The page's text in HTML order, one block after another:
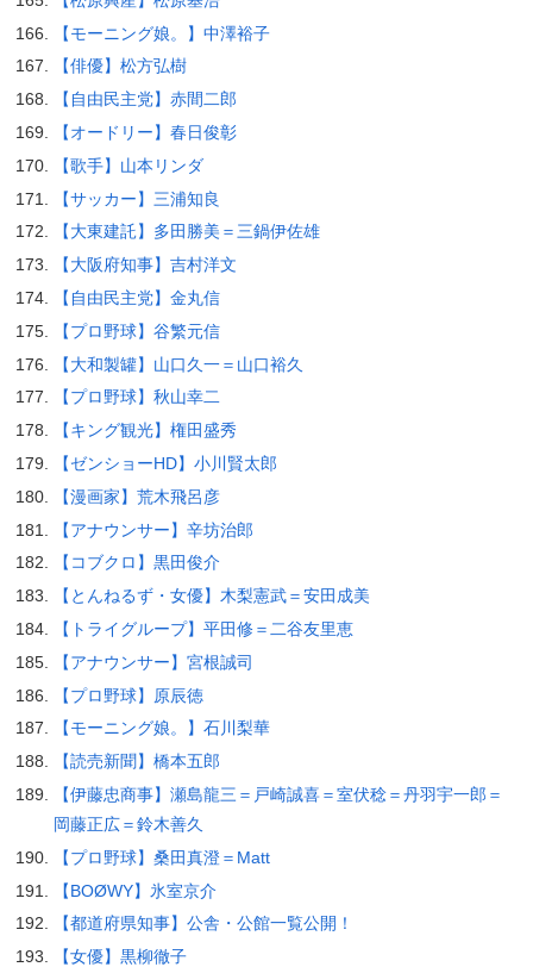
【モーニング娘。】中澤裕子
【俳優】松方弘樹
【自由民主党】赤間二郎
【オードリー】春日俊彰
【歌手】山本リンダ
【サッカー】三浦知良
【大東建託】多田勝美＝三鍋伊佐雄
【大阪府知事】吉村洋文
【自由民主党】金丸信
【プロ野球】谷繁元信
【大和製罐】山口久一＝山口裕久
【プロ野球】秋山幸二
【キング観光】権田盛秀
【ゼンショーHD】小川賢太郎
【漫画家】荒木飛呂彦
【アナウンサー】辛坊治郎
【コブクロ】黒田俊介
【とんねるず・女優】木梨憲武＝安田成美
【トライグループ】平田修＝二谷友里恵
【アナウンサー】宮根誠司
【プロ野球】原辰徳
【モーニング娘。】石川梨華
【読売新聞】橋本五郎
【伊藤忠商事】瀬島龍三＝戸崎誠喜＝室伏稔＝丹羽宇一郎＝
岡藤正広＝鈴木善久
【プロ野球】桑田真澄＝Matt
【BOØWY】氷室京介
【都道府県知事】公舎・公館一覧公開！
【女優】黒柳徹子